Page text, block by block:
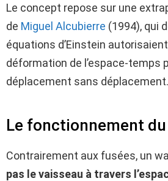
Le concept repose sur une
de Miguel Alcubierre (1994), qui
équations d’Einstein
déformation de l’espace-temps
déplacement sans déplacement.
Le fonctionnement du
Contrairement aux fusées, un
pas le vaisseau à travers